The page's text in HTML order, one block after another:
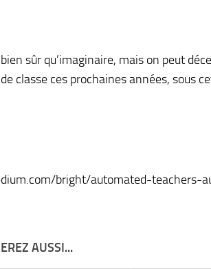
bien sûr qu’imaginaire, mais on peut
classe ces prochaines années, sous
bright/automated-
AUSSI...